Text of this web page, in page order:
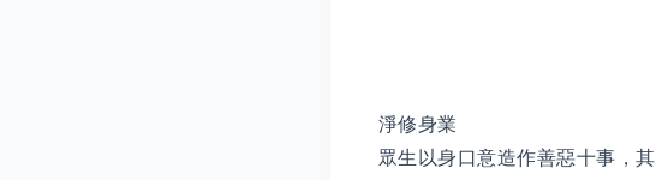
淨修身業
眾生以身口意造作善惡十事，